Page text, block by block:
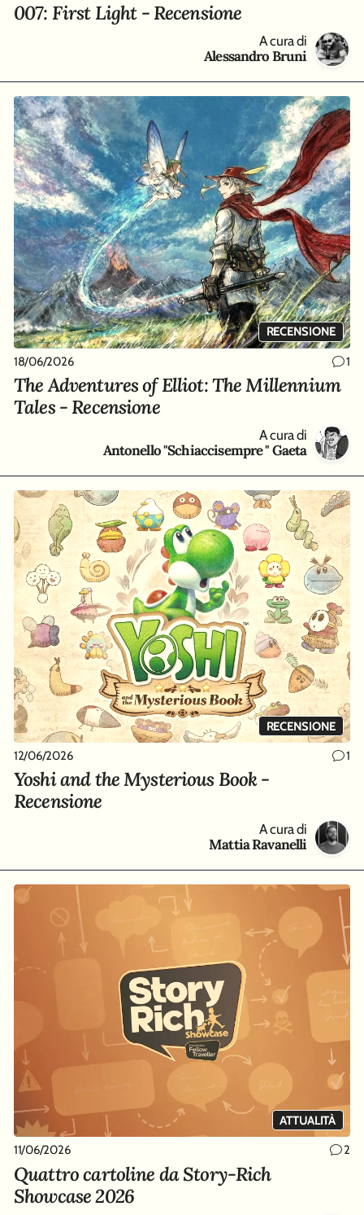
007: First Light - Recensione
A cura di
Alessandro Bruni
RECENSIONE
18/06/2026 1
The Adventures of Elliot: The Millennium
Tales - Recensione
A cura di
Antonello "Schiaccisempre " Gaeta
RECENSIONE
12/06/2026 1
Yoshi and the Mysterious Book -
Recensione
A cura di
Mattia Ravanelli
ATTUALITÀ
11/06/2026 2
Quattro cartoline da Story-Rich
Showcase 2026